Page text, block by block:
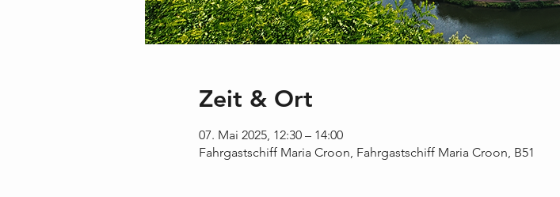
Zeit & Ort
07. Mai 2025, 12:30 – 14:00
Fahrgastschiff Maria Croon, Fahrgastschiff Maria Croon, B51